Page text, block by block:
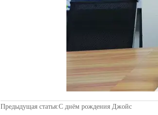
Предыдущая статья:С днём рождения Джойс